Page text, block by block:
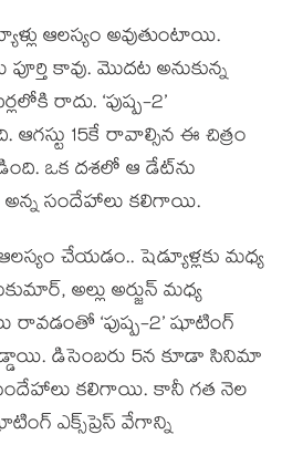
ఆలస్యం అవుతుంటాయి.
కావు. మొదట అనుకున్న
రాదు. ‘పుష్ప-2’
15కే రావాల్సిన ఈ చిత్రం
ఒక దశలో ఆ డేట్‌ను
అన్న సందేహాలు కలిగాయి.
చేయడం.. షెడ్యూళ్లకు మధ్య
అల్లు అర్జున్ మధ్య
‘పుష్ప-2’ షూటింగ్
డిసెంబరు 5న కూడా సినిమా
కలిగాయి. కానీ గత నెల
ఎక్స్‌ప్రెస్ వేగాన్ని